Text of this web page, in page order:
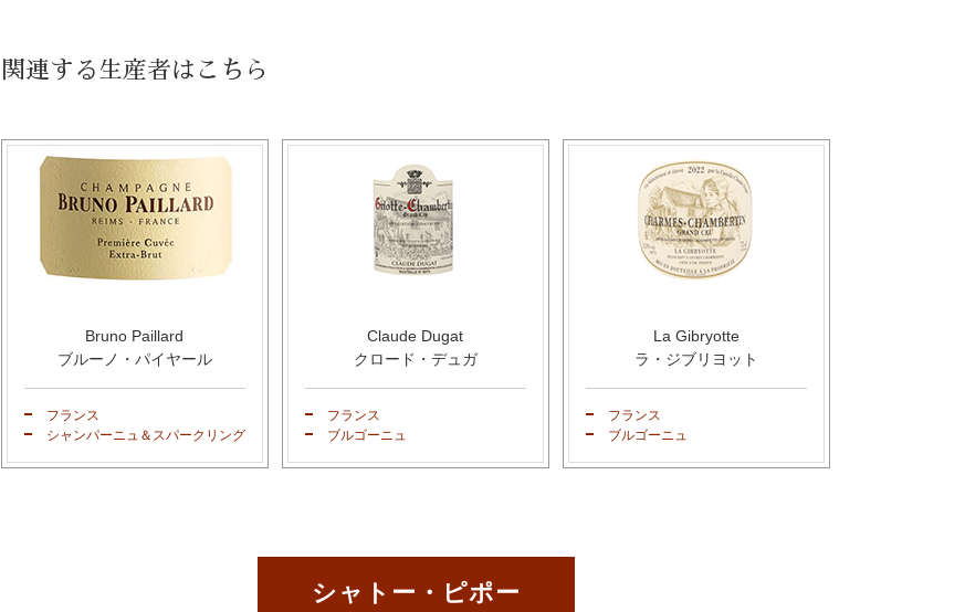
関連する生産者はこちら
Bruno Paillard
ブルーノ・パイヤール
フランス
シャンパーニュ＆スパークリング
Claude Dugat
クロード・デュガ
フランス
ブルゴーニュ
La Gibryotte
ラ・ジブリヨット
フランス
ブルゴーニュ
シャトー・ピポー